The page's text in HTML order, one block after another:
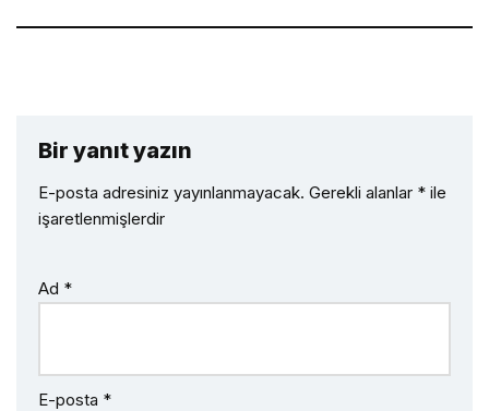
Bir yanıt yazın
E-posta adresiniz yayınlanmayacak. Gerekli alanlar * ile
işaretlenmişlerdir
Ad *
E-posta *